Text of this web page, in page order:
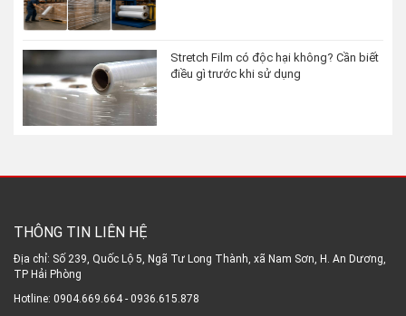
Stretch Film có độc hại không? Cần biết
điều gì trước khi sử dụng
THÔNG TIN LIÊN HỆ
Địa chỉ: Số 239, Quốc Lộ 5, Ngã Tư Long Thành, xã Nam Sơn, H. An Dương,
TP Hải Phòng
Hotline: 0904.669.664 - 0936.615.878